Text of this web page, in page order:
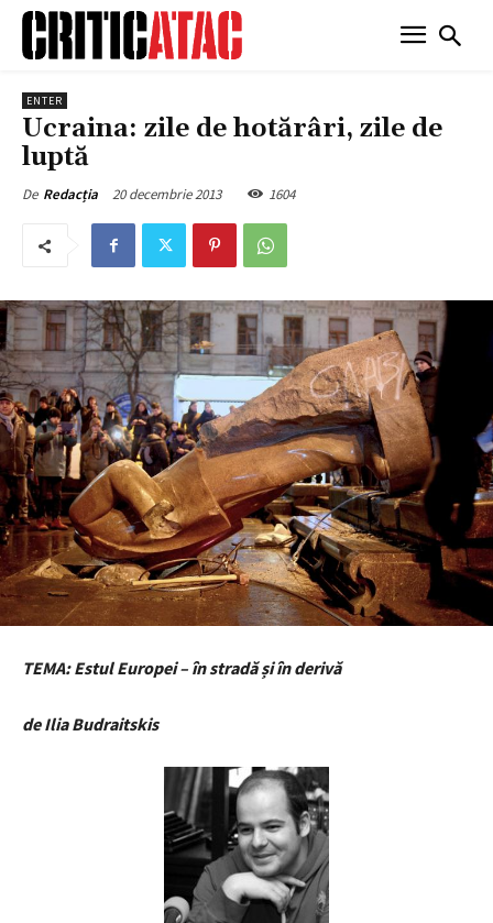
ENTER
Ucraina: zile de hotărâri, zile de
luptă
De Redacția 20 decembrie 2013 1604
TEMA: Estul Europei – în stradă și în derivă
de Ilia Budraitskis